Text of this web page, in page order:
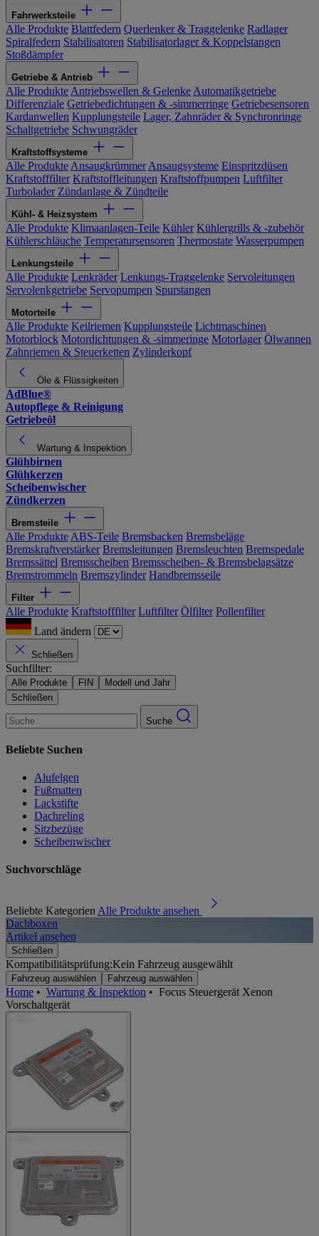
Fahrwerksteile
Alle Produkte Blattfedern Querlenker & Traggelenke Radlager
Spiralfedern Stabilisatoren Stabilisatorlager & Koppelstangen
Stoßdämpfer
Getriebe & Antrieb
Alle Produkte Antriebswellen & Gelenke Automatikgetriebe
Differenziale Getriebedichtungen & -simmerringe Getriebesensoren
Kardanwellen Kupplungsteile Lager, Zahnräder & Synchronringe
Schaltgetriebe Schwungräder
Kraftstoffsysteme
Alle Produkte Ansaugkrümmer Ansaugsysteme Einspritzdüsen
Kraftstofffilter Kraftstoffleitungen Kraftstoffpumpen Luftfilter
Turbolader Zündanlage & Zündteile
Kühl- & Heizsystem
Alle Produkte Klimaanlagen-Teile Kühler Kühlergrills & -zubehör
Kühlerschläuche Temperatursensoren Thermostate Wasserpumpen
Lenkungsteile
Alle Produkte Lenkräder Lenkungs-Traggelenke Servoleitungen
Servolenkgetriebe Servopumpen Spurstangen
Motorteile
Alle Produkte Keilriemen Kupplungsteile Lichtmaschinen
Motorblock Motordichtungen & -simmeringe Motorlager Ölwannen
Zahnriemen & Steuerketten Zylinderkopf
Öle & Flüssigkeiten
AdBlue®
Autopflege & Reinigung
Getriebeöl
Wartung & Inspektion
Glühbirnen
Glühkerzen
Scheibenwischer
Zündkerzen
Bremsteile
Alle Produkte ABS-Teile Bremsbacken Bremsbeläge
Bremskraftverstärker Bremsleitungen Bremsleuchten Bremspedale
Bremssättel Bremsscheiben Bremsscheiben- & Bremsbelagsätze
Bremstrommeln Bremszylinder Handbremsseile
Filter
Alle Produkte Kraftstofffilter Luftfilter Ölfilter Pollenfilter
Land ändern
Schließen
Suchfilter:
Alle Produkte FIN
Modell und Jahr
Schließen
Suche
Beliebte Suchen
Alufelgen
Fußmatten
Lackstifte
Dachreling
Sitzbezüge
Scheibenwischer
Suchvorschläge
Beliebte Kategorien Alle Produkte ansehen
Dachboxen
Artikel ansehen
Schließen
Kompatibilitätsprüfung:Kein Fahrzeug ausgewählt
Fahrzeug auswählen Fahrzeug auswählen
Home • Wartung & Inspektion • Focus Steuergerät Xenon
Vorschaltgerät